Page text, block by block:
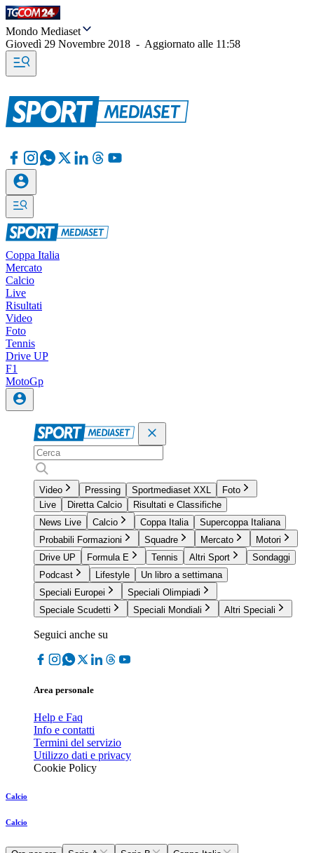
Mondo Mediaset
Giovedì 29 Novembre 2018 - Aggiornato alle 11:58
Coppa Italia
Mercato
Calcio
Live
Risultati
Video
Foto
Tennis
Drive UP
F1
MotoGp
Video Pressing Sportmediaset XXL
Foto
Live
Diretta Calcio
Risultati e Classifiche
News Live
Calcio Coppa Italia
Supercoppa Italiana
Probabili Formazioni
Squadre Mercato
Motori
Drive UP
Formula E Tennis Altri Sport
Sondaggi
Podcast
Lifestyle
Un libro a settimana
Speciali Europei
Speciali Olimpiadi
Speciale Scudetti
Speciali Mondiali Altri Speciali
Seguici anche su
Area personale
Help e Faq
Info e contatti
Termini del servizio
Utilizzo dati e privacy
Cookie Policy
Calcio
Calcio